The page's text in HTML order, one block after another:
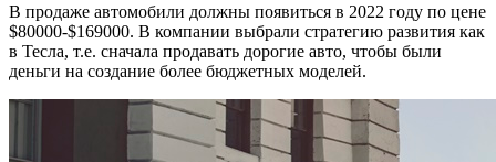
В продаже автомобили должны появиться в 2022 году по цене
$80000-$169000. В компании выбрали стратегию развития как
в Тесла, т.е. сначала продавать дорогие авто, чтобы были
деньги на создание более бюджетных моделей.